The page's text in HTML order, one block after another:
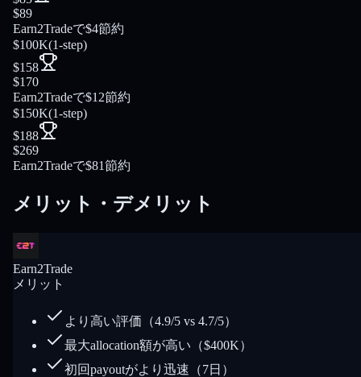
$89
Earn2Tradeで$4節約
$100K(1-step)
$158
$170
Earn2Tradeで$12節約
$150K(1-step)
$188
$269
Earn2Tradeで$81節約
メリット・デメリット
Earn2Trade
メリット
より高い評価（4.9/5 vs 4.7/5）
最大allocation額が高い（$400K）
初回payoutがより迅速（7日）